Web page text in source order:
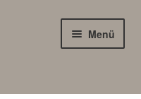
Menü